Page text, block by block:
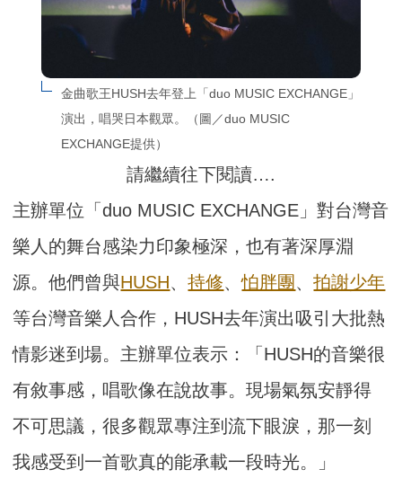
金曲歌王HUSH去年登上「duo MUSIC EXCHANGE」
演出，唱哭日本觀眾。（圖／duo MUSIC
EXCHANGE提供）
請繼續往下閱讀….
主辦單位「duo MUSIC EXCHANGE」對台灣音
樂人的舞台感染力印象極深，也有著深厚淵
源。他們曾與HUSH、持修、怕胖團 、拍謝少年
等台灣音樂人合作，HUSH去年演出吸引大批熱
情影迷到場。主辦單位表示：「HUSH的音樂很
有敘事感，唱歌像在說故事。現場氣氛安靜得
不可思議，很多觀眾專注到流下眼淚，那一刻
我感受到一首歌真的能承載一段時光。」